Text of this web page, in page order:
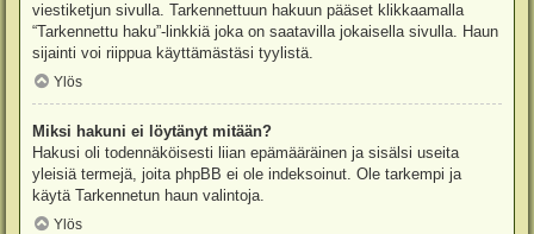
viestiketjun sivulla. Tarkennettuun hakuun pääset klikkaamalla
“Tarkennettu haku”-linkkiä joka on saatavilla jokaisella sivulla. Haun
sijainti voi riippua käyttämästäsi tyylistä.
Ylös
Miksi hakuni ei löytänyt mitään?
Hakusi oli todennäköisesti liian epämääräinen ja sisälsi useita
yleisiä termejä, joita phpBB ei ole indeksoinut. Ole tarkempi ja
käytä Tarkennetun haun valintoja.
Ylös